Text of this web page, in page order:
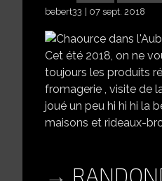
bebert33
07 sept. 2018
Cet été 2018, on ne
toujours les produits
fromagerie , visite de
joué un peu hi hi hi la
maisons et rideaux-